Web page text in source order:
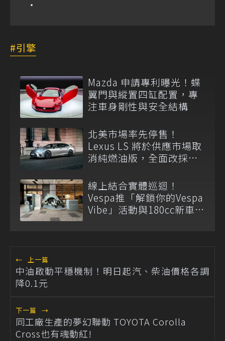
引擎
Mazda 申請專利曝光！蝶
翼門與縱置四缸配置，專
注車身剛性與安全結構
北美市場率先停售！
Lexus LS 將於供應市場取
消純燃油版，全面改採單
線上結合實體巡迴！
Vespa推「解鎖你的Vespa
Vibe」活動與180cc新車全
← 上一篇
中油啟動平穩機制！明日起汽、柴油價格各調
降0.1元
下一篇 →
同工廠生產的夢幻聯動 TOYOTA Corolla
Cross也有魂動紅!